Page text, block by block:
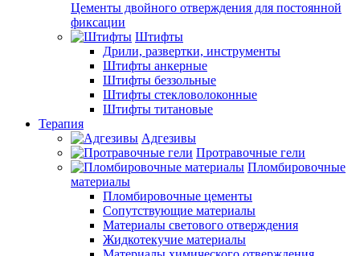
Цементы двойного отверждения для постоянной
фиксации
Штифты
Дрили, развертки, инструменты
Штифты анкерные
Штифты беззольные
Штифты стекловолоконные
Штифты титановые
Терапия
Адгезивы
Протравочные гели
Пломбировочные
материалы
Пломбировочные цементы
Сопутствующие материалы
Материалы светового отверждения
Жидкотекучие материалы